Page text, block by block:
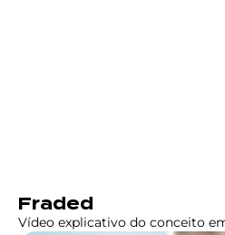
Fraded
Vídeo explicativo do conceito